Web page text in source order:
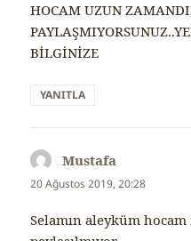
HOCAM UZUN
BİLGİNİZE
YANITLA
Mustafa
ki:
20 Ağustos 2019, 20:28
Selamın aleyküm